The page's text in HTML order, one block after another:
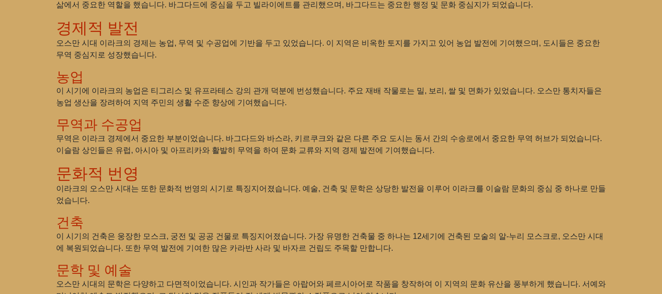
삶에서 중요한 역할을 했습니다. 바그다드에 중심을 두고 빌라이에트를 관리했으며, 바그다드는 중요한 행정 및 문화 중심지가 되었습니다.
경제적 발전
오스만 시대 이라크의 경제는 농업, 무역 및 수공업에 기반을 두고 있었습니다. 이 지역은 비옥한 토지를 가지고 있어 농업 발전에 기여했으며, 도시들은 중요한
무역 중심지로 성장했습니다.
농업
이 시기에 이라크의 농업은 티그리스 및 유프라테스 강의 관개 덕분에 번성했습니다. 주요 재배 작물로는 밀, 보리, 쌀 및 면화가 있었습니다. 오스만 통치자들은
농업 생산을 장려하여 지역 주민의 생활 수준 향상에 기여했습니다.
무역과 수공업
무역은 이라크 경제에서 중요한 부분이었습니다. 바그다드와 바스라, 키르쿠크와 같은 다른 주요 도시는 동서 간의 수송로에서 중요한 무역 허브가 되었습니다.
이슬람 상인들은 유럽, 아시아 및 아프리카와 활발히 무역을 하여 문화 교류와 지역 경제 발전에 기여했습니다.
문화적 번영
이라크의 오스만 시대는 또한 문화적 번영의 시기로 특징지어졌습니다. 예술, 건축 및 문학은 상당한 발전을 이루어 이라크를 이슬람 문화의 중심 중 하나로 만들
었습니다.
건축
이 시기의 건축은 웅장한 모스크, 궁전 및 공공 건물로 특징지어졌습니다. 가장 유명한 건축물 중 하나는 12세기에 건축된 모술의 알-누리 모스크로, 오스만 시대
에 복원되었습니다. 또한 무역 발전에 기여한 많은 카라반 사라 및 바자르 건립도 주목할 만합니다.
문학 및 예술
오스만 시대의 문학은 다양하고 다면적이었습니다. 시인과 작가들은 아랍어와 페르시아어로 작품을 창작하여 이 지역의 문화 유산을 풍부하게 했습니다. 서예와